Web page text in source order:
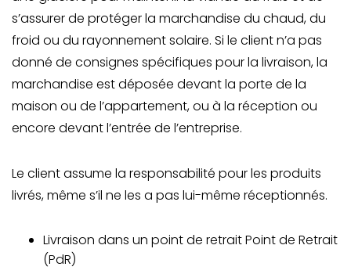
s’assurer de protéger la marchandise du chaud, du
froid ou du rayonnement solaire. Si le client n’a pas
donné de consignes spécifiques pour la livraison, la
marchandise est déposée devant la porte de la
maison ou de l’appartement, ou à la réception ou
encore devant l’entrée de l’entreprise.
Le client assume la responsabilité pour les produits
livrés, même s’il ne les a pas lui-même réceptionnés.
Livraison dans un point de retrait Point de Retrait
(PdR)